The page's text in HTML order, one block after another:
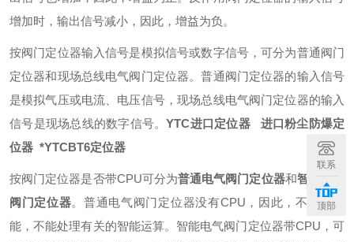
增加时，输出信号减小，因此，增益为负。
按阀门定位器输入信号是模拟信号或数字信号，可分为普通阀门
定位器和现场总线电气阀门定位器。普通阀门定位器的输入信号
是模拟气压或电流、电压信号，现场总线电气阀门定位器的输入
信号是现场总线的数字信号。YTC进口定位器 进口粉尘防爆定
位器 *YTCBT6定位器
按阀门定位器是否带CPU可分为普通电气阀门定位器和智能电气
阀门定位器。普通电气阀门定位器没有CPU，因此，不具有智
能，不能处理有关的智能运算。智能电气阀门定位器带CPU，可
联系
顶部